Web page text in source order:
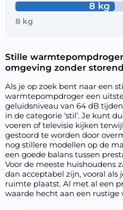
8 kg
8 kg
Stille
omgeving zonder
Als je op zoek bent naar een
warmtepompdroger een
geluidsniveau van 64 dB
in de categorie ‘stil’. Je kunt
voeren of televisie kijken
gestoord te worden door
nog stillere modellen op de
een goede balans tussen
Voor de meeste huishoudens
dan acceptabel zijn, vooral als
ruimte plaatst. Al met al een
waarde hecht aan een rustige